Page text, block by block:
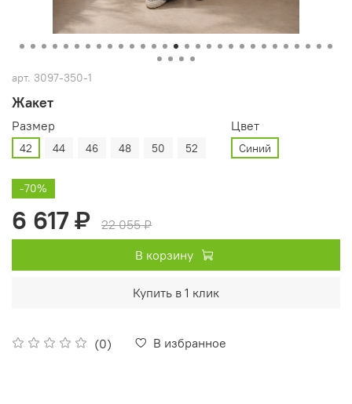
арт. 3097-350-1
Жакет
(0) В избранное
Размер
42 44 46 48 50 52
Цвет
Синий
-70%
6 617 ₽
22 055 ₽
В корзину
Купить в 1 клик